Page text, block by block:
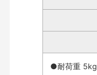
●耐荷重 5kg